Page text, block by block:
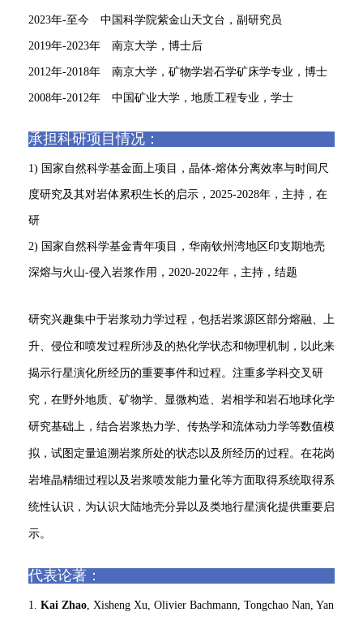
2023年-至今 中国科学院紫金山天文台，副研究员
2019年-2023年 南京大学，博士后
2012年-2018年 南京大学，矿物学岩石学矿床学专业，博士
2008年-2012年 中国矿业大学，地质工程专业，学士
承担科研项目情况：
1) 国家自然科学基金面上项目，晶体-熔体分离效率与时间尺
度研究及其对岩体累积生长的启示，2025-2028年，主持，在
研
2) 国家自然科学基金青年项目，华南钦州湾地区印支期地壳
深熔与火山-侵入岩浆作用，2020-2022年，主持，结题
研究兴趣集中于岩浆动力学过程，包括岩浆源区部分熔融、上
升、侵位和喷发过程所涉及的热化学状态和物理机制，以此来
揭示行星演化所经历的重要事件和过程。注重多学科交叉研
究，在野外地质、矿物学、显微构造、岩相学和岩石地球化学
研究基础上，结合岩浆热力学、传热学和流体动力学等数值模
拟，试图定量追溯岩浆所处的状态以及所经历的过程。在花岗
岩堆晶精细过程以及岩浆喷发能力量化等方面取得系统取得系
统性认识，为认识大陆地壳分异以及类地行星演化提供重要启
示。
代表论著：
1. Kai Zhao, Xisheng Xu, Olivier Bachmann, Tongchao Nan, Yan